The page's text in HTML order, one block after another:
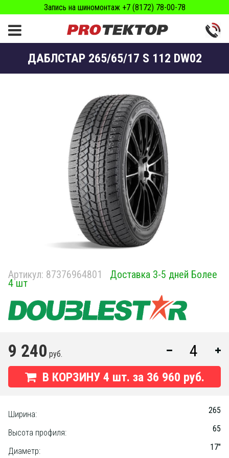
Запись на шиномонтаж +7 (8172) 78-00-78
ДАБЛСТАР 265/65/17 S 112 DW02
Артикул: 87376964801 Доставка 3-5 дней Более
4 шт
9 240 руб.
В КОРЗИНУ 4 шт. за 36 960 руб.
Ширина: 265
Высота профиля: 65
Диаметр: 17"